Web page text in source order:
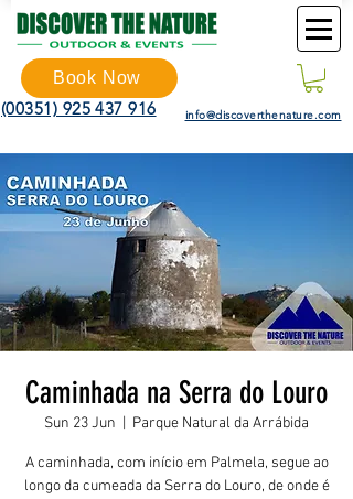
Book Now
(00351) 925 437 916 info@discoverthenature.com
Caminhada na Serra do Louro
Sun 23 Jun Parque Natural da Arrábida
A caminhada, com início em Palmela, segue ao
longo da cumeada da Serra do Louro, de onde é